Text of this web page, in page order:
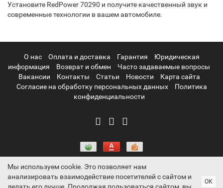
Установите RedPower 70290 и получите качественный звук и
современные технологии в вашем автомобиле.
О нас Оплата и доставка Гарантия
Юридическая
информация
Возврат и обмен
Часто задаваемые вопросы
Вакансии
Контакты Статьи Новости
Карта сайта
Согласие на обработку персональных данных
Политика
конфиденциальности
Информация на сайте носит ознакомительный характер и не
Мы используем cookie. Это позволяет нам
анализировать взаимодействие посетителей с сайтом и
ОК